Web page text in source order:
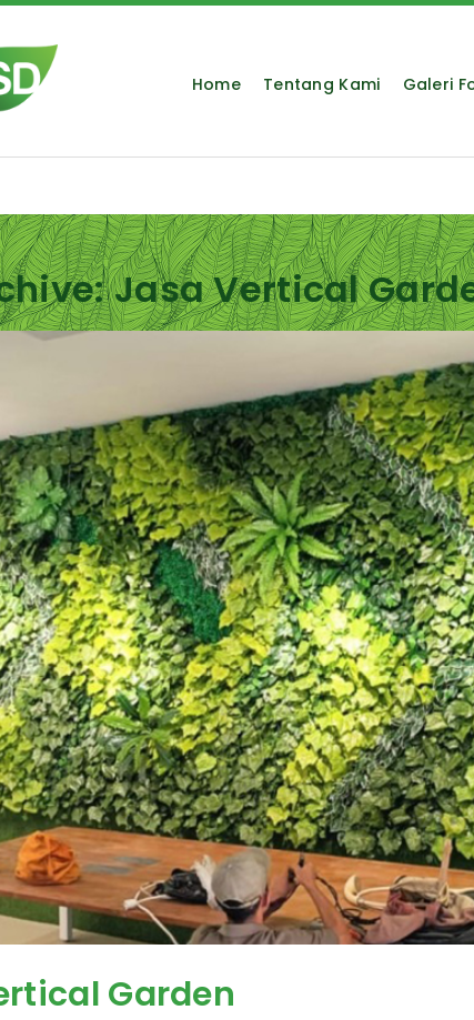
Home Tentang Kami Galeri
Jasa Vertical
Garden